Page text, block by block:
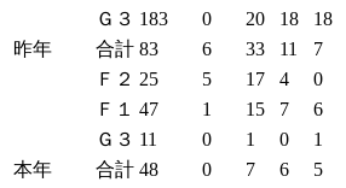
Ｇ３ 183 0 20 18 18
昨年
合計 83 6 33 11 7
Ｆ２ 25 5 17 4 0
Ｆ１
47 1 15 7 6
Ｇ３ 11 0 1 0 1
本年
合計 48 0 7 6 5